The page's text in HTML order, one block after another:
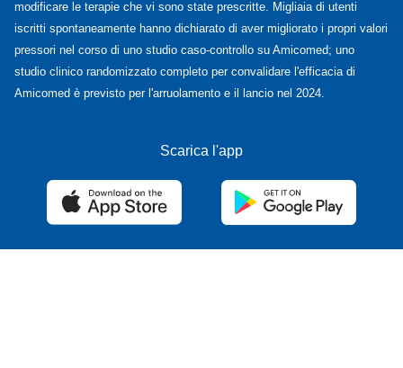
modificare le terapie che vi sono state prescritte. Migliaia di utenti
iscritti spontaneamente hanno dichiarato di aver migliorato i propri valori
pressori nel corso di uno studio caso-controllo su Amicomed; uno
studio clinico randomizzato completo per convalidare l'efficacia di
Amicomed è previsto per l'arruolamento e il lancio nel 2024.
Scarica l'app